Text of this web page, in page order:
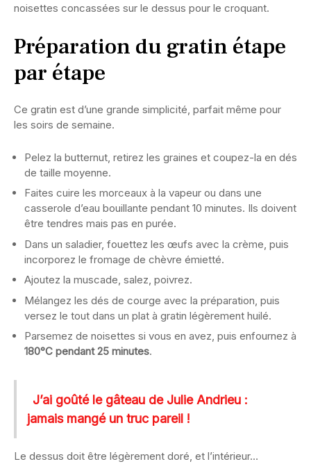
noisettes concassées sur le dessus pour le croquant.
Préparation du gratin étape
par étape
Ce gratin est d’une grande simplicité, parfait même pour
les soirs de semaine.
Pelez la butternut, retirez les graines et coupez-la en dés
de taille moyenne.
Faites cuire les morceaux à la vapeur ou dans une
casserole d’eau bouillante pendant 10 minutes. Ils doivent
être tendres mais pas en purée.
Dans un saladier, fouettez les œufs avec la crème, puis
incorporez le fromage de chèvre émietté.
Ajoutez la muscade, salez, poivrez.
Mélangez les dés de courge avec la préparation, puis
versez le tout dans un plat à gratin légèrement huilé.
Parsemez de noisettes si vous en avez, puis enfournez à
180°C pendant 25 minutes.
J’ai goûté le gâteau de Julie Andrieu :
jamais mangé un truc pareil !
Le dessus doit être légèrement doré, et l’intérieur…